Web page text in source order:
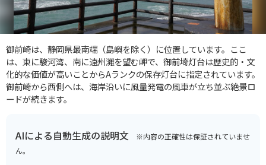
御前崎は、静岡県最南端（島嶼を除く）に位置しています。ここ
は、東に駿河湾、南に遠州灘を望む岬で、御前埼灯台は歴史的・文
化的な価値が高いことからAランクの保存灯台に指定されています。
御前崎から西側へは、海岸沿いに風量発電の風車が立ち並ぶ絶景ロ
ードが続きます。
AIによる自動生成の説明文 ※内容の正確性は保証されていませ
ん。